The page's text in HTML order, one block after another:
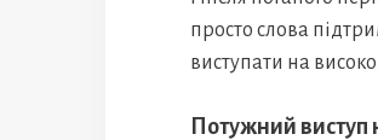
просто слова
виступати на
Потужний виступ